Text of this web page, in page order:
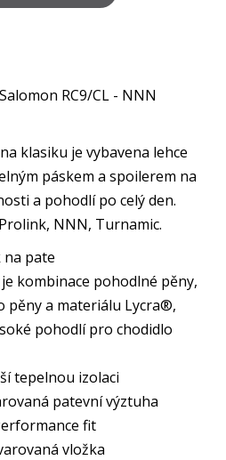
RC9/CL - NNN
klasiku je vybavena lehce
páskem a spoilerem na
a pohodlí po celý den.
NNN, Turnamic.
na pate
kombinace pohodlné pěny,
pěny a materiálu Lycra®,
pohodlí pro chodidlo
tepelnou izolaci
patevní výztuha
fit
vložka